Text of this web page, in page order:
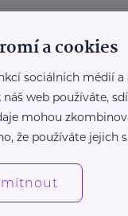
a cookies
sociálních médií a
web používáte,
mohou
že používáte jejich